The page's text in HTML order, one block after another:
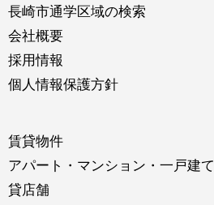
長崎市通学区域の検索
会社概要
採用情報
個人情報保護方針
賃貸物件
アパート・マンション・一戸建て
貸店舗